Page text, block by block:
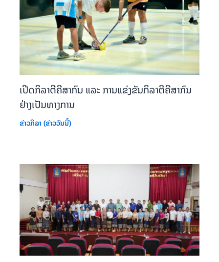
ເປີດກິລາຕີຄີສາກົນ ແລະ ການແຂ່ງຂັນກິລາຕີຄີສາກົນ
ຢ່າງເປັນທາງການ
ຂ່າວກິລາ (ຂ່າວວັນນີ້)